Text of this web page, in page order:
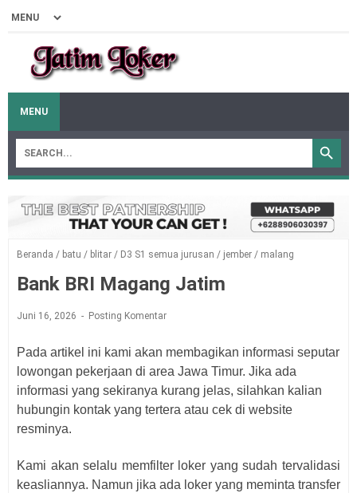
MENU
Beranda / batu / blitar / D3 S1 semua jurusan / jember / malang
Bank BRI Magang Jatim
Juni 16, 2026 Posting Komentar
Pada artikel ini kami akan membagikan informasi seputar
lowongan pekerjaan di area Jawa Timur. Jika ada
informasi yang sekiranya kurang jelas, silahkan kalian
hubungin kontak yang tertera atau cek di website
resminya.
Kami akan selalu memfilter loker yang sudah tervalidasi
keasliannya. Namun jika ada loker yang meminta transfer